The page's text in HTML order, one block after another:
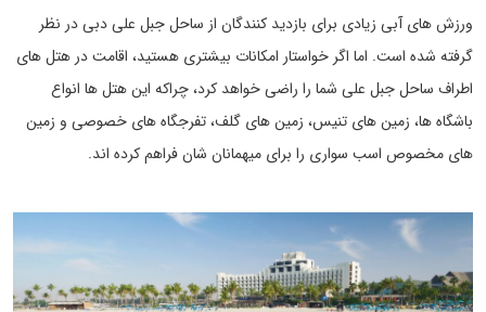
ورزش های آبی زیادی برای بازدید کنندگان از ساحل جبل علی دبی در نظر
گرفته شده است. اما اگر خواستار امکانات بیشتری هستید، اقامت در هتل های
اطراف ساحل جبل علی شما را راضی خواهد کرد، چراکه این هتل ها انواع
باشگاه ها، زمین های تنیس، زمین های گلف، تفرجگاه های خصوصی و زمین
های مخصوص اسب سواری را برای میهمانان شان فراهم کرده اند.